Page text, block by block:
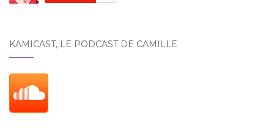
KAMICAST, LE PODCAST DE CAMILLE